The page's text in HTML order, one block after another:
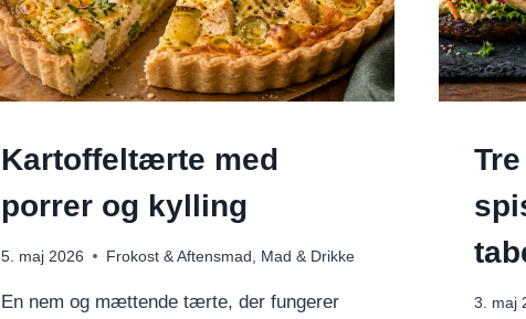
Kartoffeltærte med
porrer og kylling
5. maj 2026 Frokost & Aftensmad Mad & Drikke
En nem og mættende tærte, der fungerer
3. maj